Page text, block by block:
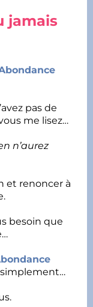
jamais
pas de
me lisez…
n’aurez
et renoncer à
besoin que
simplement…